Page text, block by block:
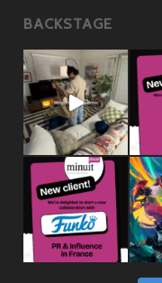
BACKSTAGE